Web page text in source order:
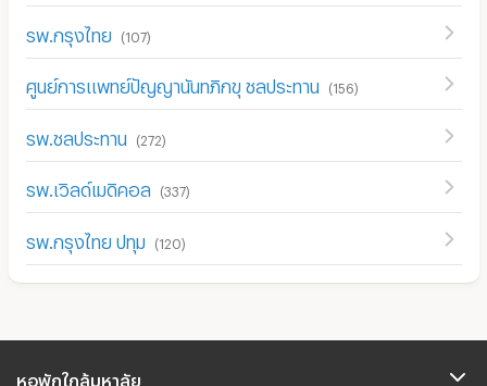
รพ.กรุงไทย (107)
ศูนย์การแพทย์ปัญญานันทภิกขุ ชลประทาน (156)
รพ.ชลประทาน (272)
รพ.เวิลด์เมดิคอล (337)
รพ.กรุงไทย ปทุม (120)
หอพักใกล้มหาลัย